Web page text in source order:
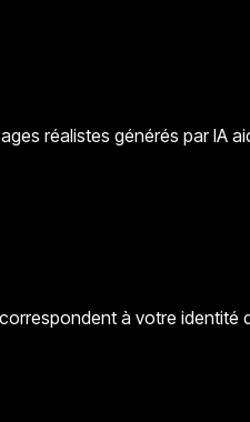
réalistes générés par IA
à votre